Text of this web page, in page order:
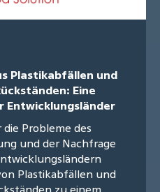
Plastikabfällen und
Eine
Entwicklungsländer
Probleme des
und der Nachfrage
Plastikabfällen und